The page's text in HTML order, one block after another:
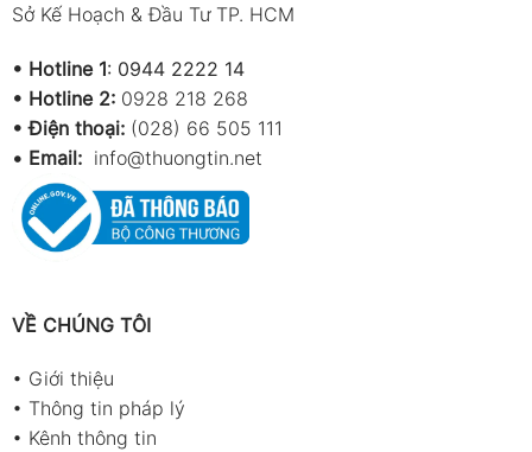
Sở Kế Hoạch & Đầu Tư TP. HCM
• Hotline 1: 0944 2222 14
• Hotline 2: 0928 218 268
• Điện thoại: (028) 66 505 111
• Email: info@thuongtin.net
VỀ CHÚNG TÔI
• Giới thiệu
• Thông tin pháp lý
• Kênh thông tin